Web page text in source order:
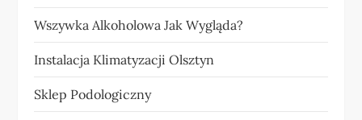
Wszywka Alkoholowa Jak Wygląda?
Instalacja Klimatyzacji Olsztyn
Sklep Podologiczny